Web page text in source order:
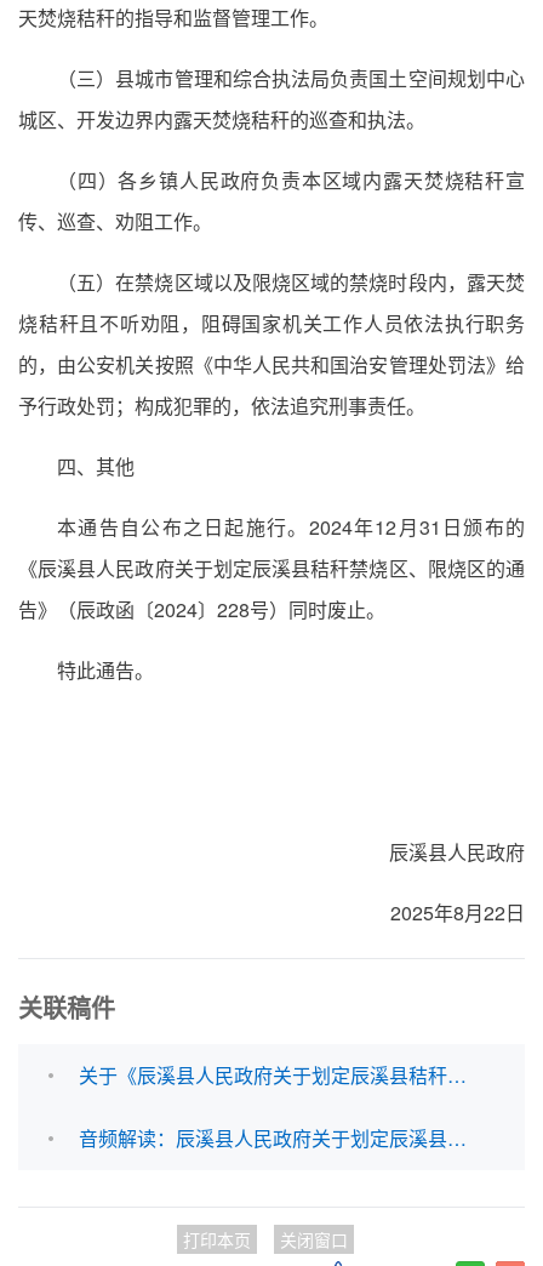
天焚烧秸秆的指导和监督管理工作。
（三）县城市管理和综合执法局负责国土空间规划中心
城区、开发边界内露天焚烧秸秆的巡查和执法。
（四）各乡镇人民政府负责本区域内露天焚烧秸秆宣
传、巡查、劝阻工作。
（五）在禁烧区域以及限烧区域的禁烧时段内，露天焚
烧秸秆且不听劝阻，阻碍国家机关工作人员依法执行职务
的，由公安机关按照《中华人民共和国治安管理处罚法》给
予行政处罚；构成犯罪的，依法追究刑事责任。
四、其他
本通告自公布之日起施行。2024年12月31日颁布的
《辰溪县人民政府关于划定辰溪县秸秆禁烧区、限烧区的通
告》（辰政函〔2024〕228号）同时废止。
特此通告。
辰溪县人民政府
2025年8月22日
关联稿件
关于《辰溪县人民政府关于划定辰溪县秸秆禁烧区、限烧区的通告》的制定说明
音频解读：辰溪县人民政府关于划定辰溪县秸秆禁烧区、限烧区的通告
打印本页 关闭窗口